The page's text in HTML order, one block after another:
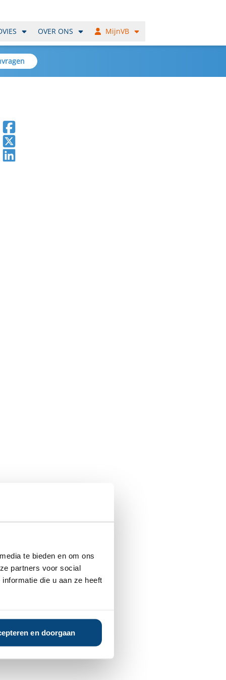
te bieden en om ons
partners voor social
die u aan ze heeft
en doorgaan
OVER ONS MijnVB
Deel op Facebook
Deel op X
Deel op LinkedIn